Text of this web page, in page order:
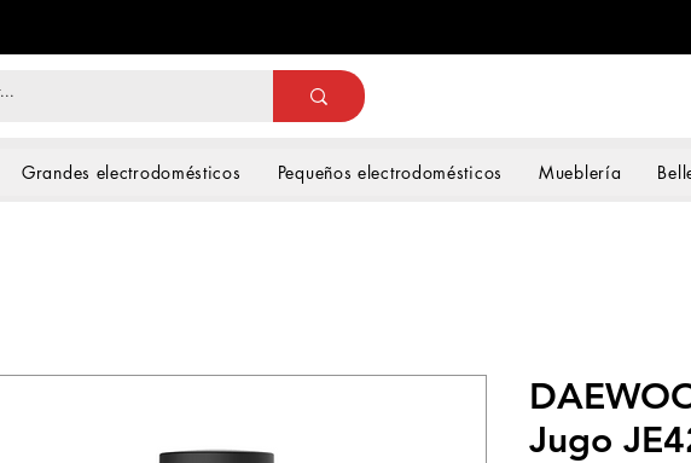
Grandes electrodomésticos Pequeños electrodomésticos Mueblería
Jugo